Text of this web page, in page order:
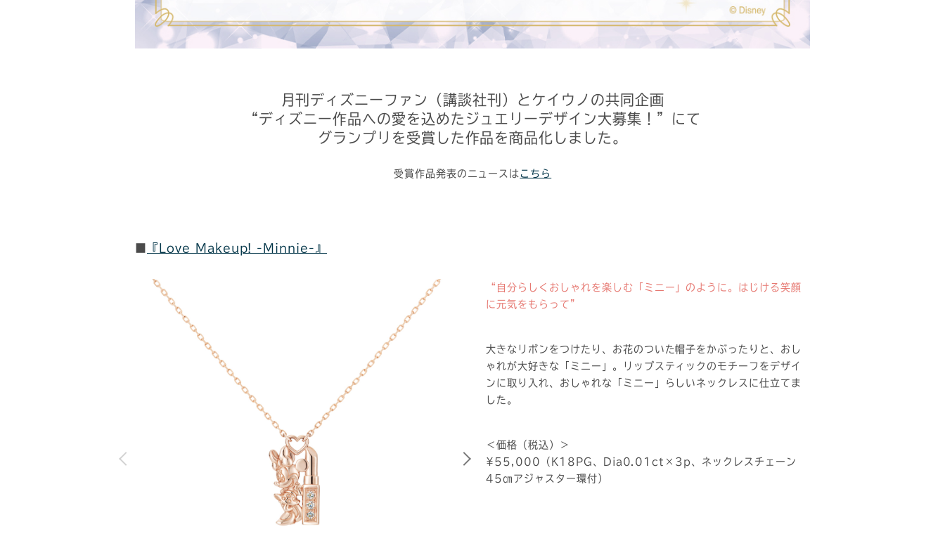
月刊ディズニーファン（講談社刊）とケイウノの共同企画
“ディズニー作品への愛を込めたジュエリーデザイン大募集！”にて
グランプリを受賞した作品を商品化しました。
受賞作品発表のニュースは こちら
『Love Makeup! -Minnie-』
“自分らしくおしゃれを楽しむ「ミニー」のように。はじける笑顔
に元気をもらって”
大きなリボンをつけたり、お花のついた帽子をかぶったりと、おし
ゃれが大好きな「ミニー」。リップスティックのモチーフをデザイ
ンに取り入れ、おしゃれな「ミニー」らしいネックレスに仕立てま
した。
＜価格（税込）＞
¥55,000（K18PG、Dia0.01ct×3p、ネックレスチェーン
45㎝アジャスター環付）